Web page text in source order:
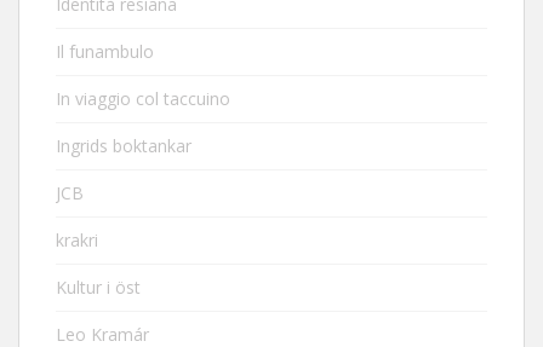
Il funambulo
In viaggio col taccuino
Ingrids boktankar
JCB
krakri
Kultur i öst
Leo Kramár